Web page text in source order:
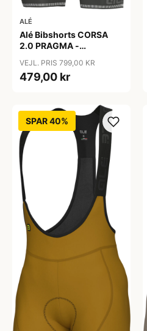
ALÉ
Alé Bibshorts CORSA
2.0 PRAGMA -
VEJL. PRIS 799,00 KR
479,00 kr
SPAR 40%